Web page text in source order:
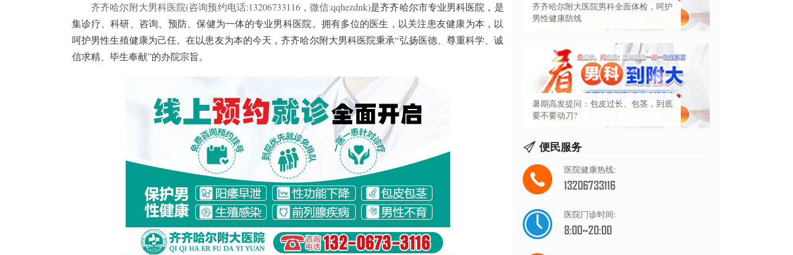
齐齐哈尔附大男科医院(咨询预约电话:13206733116，微信:qqhezdnk)是齐齐哈尔市专业男科医院，是
集诊疗、科研、咨询、预防、保健为一体的专业男科医院。拥有多位的医生，以关注患友健康为本，以
呵护男性生殖健康为己任。在以患友为本的今天，齐齐哈尔附大男科医院秉承“弘扬医德、尊重科学、诚
信求精、毕生奉献”的办院宗旨。
齐齐哈尔附大医院男科全面体检，呵护
男性健康防线
暑期高发提问：包皮过长、包茎，到底
要不要动刀?
便民服务
医院健康热线:
13206733116
医院门诊时间:
8:00~20:00